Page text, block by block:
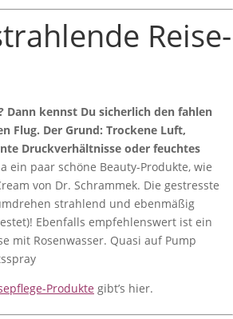
Reise-
Dann kennst Du sicherlich den fahlen
Flug. Der Grund: Trockene Luft,
Druckverhältnisse oder feuchtes
ein paar schöne Beauty-Produkte, wie
von Dr. Schrammek. Die gestresste
strahlend und ebenmäßig
Ebenfalls empfehlenswert ist ein
mit Rosenwasser. Quasi auf Pump
Produkte gibt’s hier.